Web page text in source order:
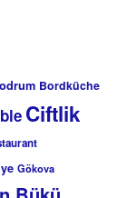
Bordküche
Ciftlik
Gökova